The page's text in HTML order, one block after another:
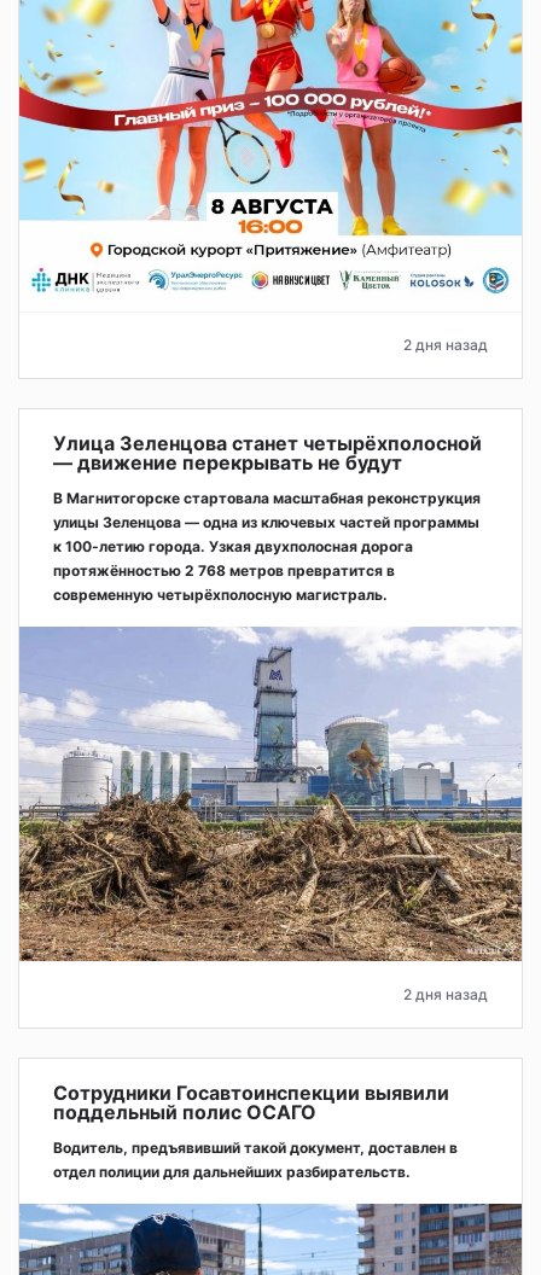
2 дня назад
Улица Зеленцова станет четырёхполосной
— движение перекрывать не будут
В Магнитогорске стартовала масштабная реконструкция
улицы Зеленцова — одна из ключевых частей программы
к 100-летию города. Узкая двухполосная дорога
протяжённостью 2 768 метров превратится в
современную четырёхполосную магистраль.
2 дня назад
Сотрудники Госавтоинспекции выявили
поддельный полис ОСАГО
Водитель, предъявивший такой документ, доставлен в
отдел полиции для дальнейших разбирательств.